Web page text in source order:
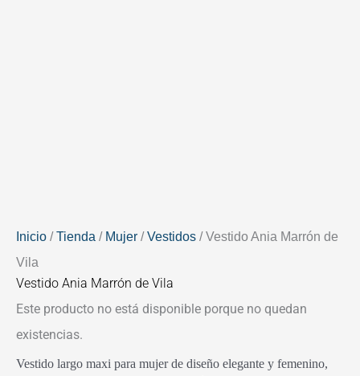
Inicio /Tienda / Mujer /Vestidos / Vestido Ania Marrón de
Vila
Vestido Ania Marrón de Vila
Este producto no está disponible porque no quedan
existencias.
Vestido largo maxi para mujer de diseño elegante y femenino,